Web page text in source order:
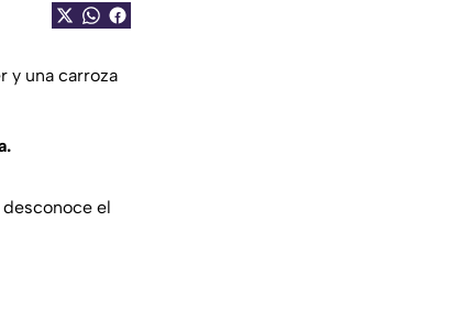
y una carroza
el